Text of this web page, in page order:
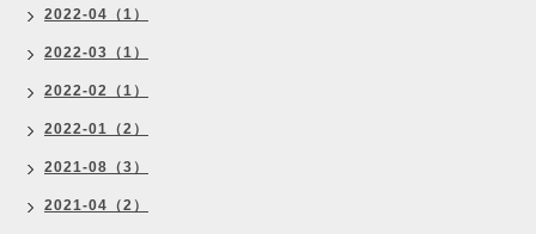
2022-04（1）
2022-03（1）
2022-02（1）
2022-01（2）
2021-08（3）
2021-04（2）